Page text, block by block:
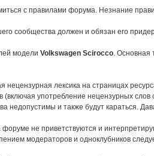
с правилами форума. Незнание
сообщества должен и обязан его
модели Volkswagen Scirocco. Основная
лексика на страницах
употребление нецензурных
недопустимы и также будут караться.
не приветствуются и
модераторов и одноклубников